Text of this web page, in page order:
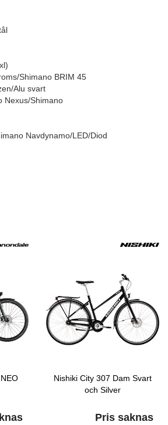
Shimano BRIM 45
Alu svart
Nexus/Shimano
Navdynamo/LED/Diod
Nishiki City 307 Dam Svart
och Silver
Pris saknas